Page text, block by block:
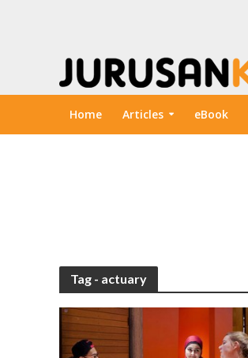
Home Articles eBook
Tag - actuary